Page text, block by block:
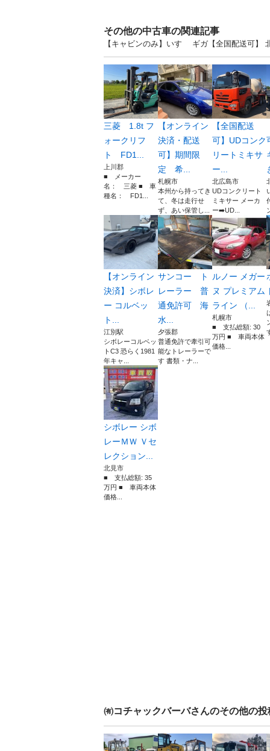
その他の中古車の関連記事
【キャビンのみ】いすゞ ギガ【全国配送可】
三菱 1.8t フ
ォークリフ
ト FD1...
上川郡
■ メーカー
名： 三菱 ■ 車
種名： FD1...
【オンライン
決済・配送
可】期間限
定 希...
札幌市
本州から持ってき
て、冬は走行せ
ず、あい保管し...
【全国配送
可】UDコンク
リートミキサ
ー...
北広島市
UDコンクリート
ミキサー メーカ
ー➡️UD...
【オンライン
決済】シボレ
ー コルベッ
ト...
江別駅
シボレーコルベッ
トC3 恐らく1981
年キャ...
サンコー ト
レーラー 普
通免許可 海
水...
夕張郡
普通免許で牽引可
能なトレーラーで
す 書類・ナ...
ルノー メガー
ヌ プレミアム
ライン （...
札幌市
■ 支払総額: 30
万円 ■ 車両本体
価格...
シボレー シボ
レーＭＷ Ｖセ
レクション...
北見市
■ 支払総額: 35
万円 ■ 車両本体
価格...
㈲コチャックバーバさんのその他の投